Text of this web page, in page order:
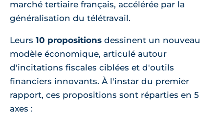
marché tertiaire français, accélérée par la
généralisation du télétravail.
Leurs 10 propositions dessinent un nouveau
modèle économique, articulé autour
d'incitations fiscales ciblées et d'outils
financiers innovants. À l'instar du premier
rapport, ces propositions sont réparties en 5
axes :